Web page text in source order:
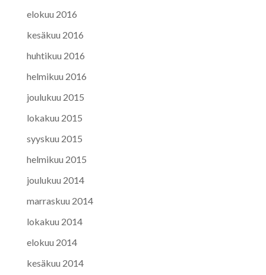
elokuu 2016
kesäkuu 2016
huhtikuu 2016
helmikuu 2016
joulukuu 2015
lokakuu 2015
syyskuu 2015
helmikuu 2015
joulukuu 2014
marraskuu 2014
lokakuu 2014
elokuu 2014
kesäkuu 2014